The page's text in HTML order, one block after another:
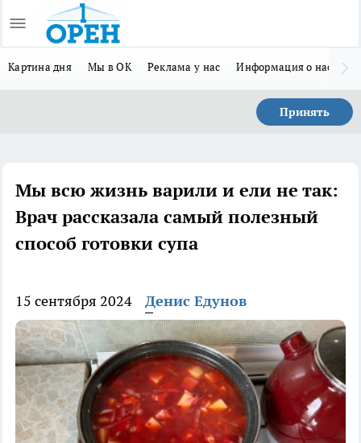
Картина дня Мы в ОК Реклама у нас Информация о нас
Принять
Мы всю жизнь варили и ели не так:
Врач рассказала самый полезный
способ готовки супа
15 сентября 2024 Денис Едунов